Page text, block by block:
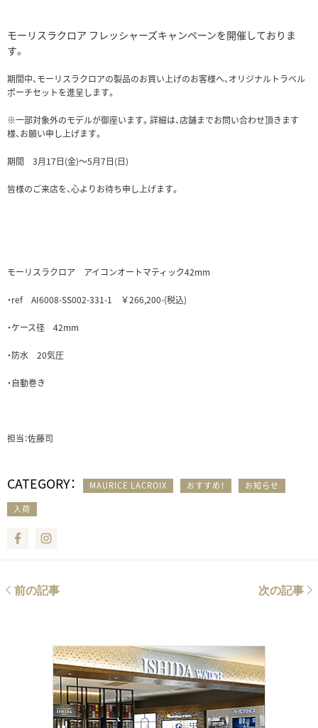
モーリスラクロア フレッシャーズキャンペーンを開催しておりま
す。
期間中、モーリスラクロアの製品のお買い上げのお客様へ、オリジナルトラベル
ポーチセットを進呈します。
※一部対象外のモデルが御座います。詳細は、店舗までお問い合わせ頂きます
様、お願い申し上げます。
期間 3月17日(金)～5月7日(日)
皆様のご来店を、心よりお待ち申し上げます。
モーリスラクロア アイコンオートマティック42mm
・ref AI6008-SS002-331-1 ￥266,200-(税込)
・ケース径 42mm
・防水 20気圧
・自動巻き
担当：佐藤司
CATEGORY： MAURICE LACROIX おすすめ！
お知らせ
入荷
Facebook
前の記事 次の記事